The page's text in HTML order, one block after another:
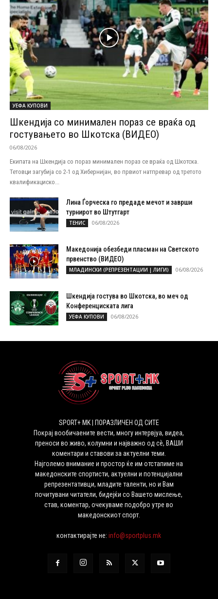
УЕФА КУПОВИ
Шкендија со минимален пораз се враќа од
гостувањето во Шкотска (ВИДЕО)
06/08/2026
Екипата на Шкендија со пораз минимален пораз се враќа од Шкотска.
Тетовци загубија со 2-1 од Хибернијан, во првиот натпревар од третото
квалификациско...
Лина Ѓорческа го предаде мечот и заврши
турнирот во Штутгарт
ТЕНИС 06/08/2026
Македонија обезбеди пласман на Светското
првенство (ВИДЕО)
МЛАДИНСКИ (РЕПРЕЗЕНТАЦИИ | ЛИГИ) 06/08/2026
Шкендија гостува во Шкотска, во меч од
Конференциската лига
УЕФА КУПОВИ 06/08/2026
SPORT+ MK | ПОРАЗЛИЧЕН ОД СИТЕ
Покрај вообичаените вести, многу интервјуа, видеа,
преноси во живо, колумни и најважно од сѐ, ВАШИ
коментари и ставови за актуелни теми.
Најголемо внимание и простор ќе им отстапиме на
македонските спортисти, актуелни и потенцијални
репрезентативци, младите таленти, но и Вам
почитувани читатели, бидејќи со Вашето мислење,
став, коментар, очекуваме подобро утре во
македонскиот спорт.
контактирајте не:info@sportplus.mk